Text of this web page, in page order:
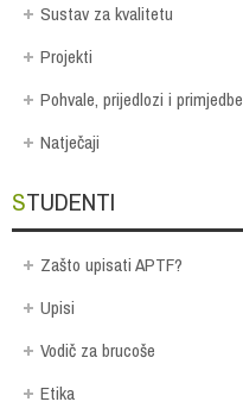
Sustav za kvalitetu
Projekti
Pohvale, prijedlozi i primjedbe
Natječaji
STUDENTI
Zašto upisati APTF?
Upisi
Vodič za brucoše
Etika